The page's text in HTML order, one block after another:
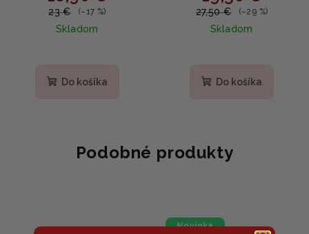
sérum s PDRN a
kolagénom 30ml
23 € (–17 %)
Skladom
Do košíka
Serum - Spevňujúce
cream-in-serum s
kolagénom a
27,50 € (–29 %)
Skladom
produktu
hviezdičiek.
Do košíka
Podobné produkty
Novinka